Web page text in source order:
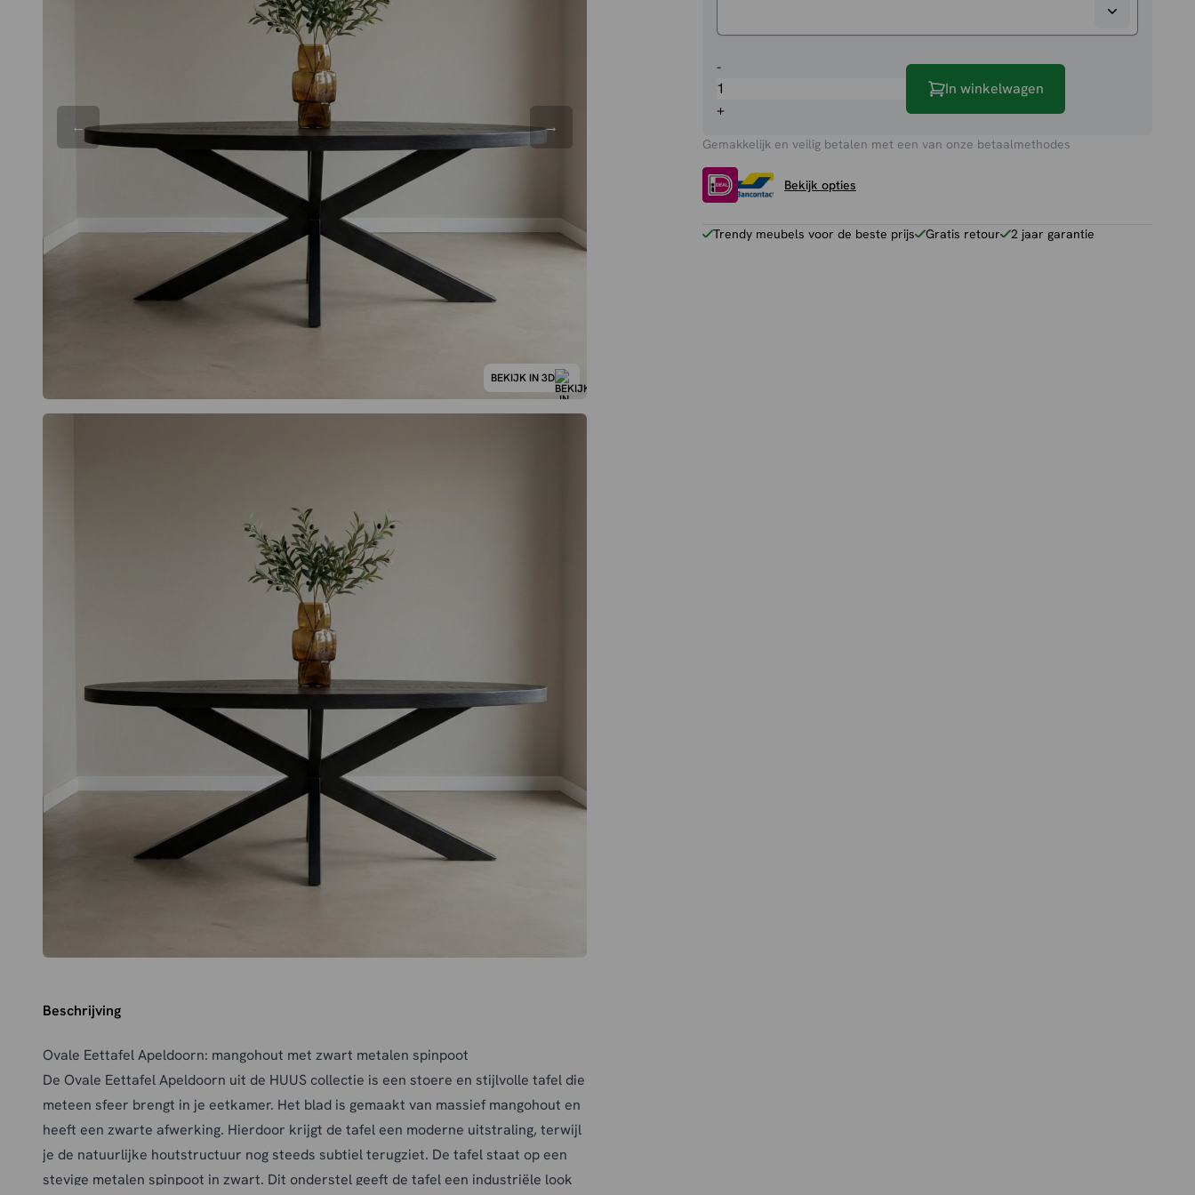
BEKIJK IN 3D
-Eettafel
Apeldoorn
ovaal
+
In winkelwagen
Gemakkelijk en veilig betalen met een van onze betaalmethodes
Bekijk opties
Trendy meubels voor de beste prijs Gratis retour 2 jaar garantie
Beschrijving
Ovale Eettafel Apeldoorn: mangohout met zwart metalen spinpoot
De Ovale Eettafel Apeldoorn uit de HUUS collectie is een stoere en stijlvolle tafel die
meteen sfeer brengt in je eetkamer. Het blad is gemaakt van massief mangohout en
heeft een zwarte afwerking. Hierdoor krijgt de tafel een moderne uitstraling, terwijl
je de natuurlijke houtstructuur nog steeds subtiel terugziet. De tafel staat op een
stevige metalen spinpoot in zwart. Dit onderstel geeft de tafel een industriële look